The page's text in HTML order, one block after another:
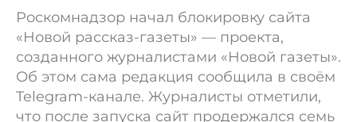
Роскомнадзор начал блокировку сайта
«Новой рассказ-газеты» — проекта,
созданного журналистами «Новой газеты».
Об этом сама редакция сообщила в своём
Telegram-канале. Журналисты отметили,
что после запуска сайт продержался семь